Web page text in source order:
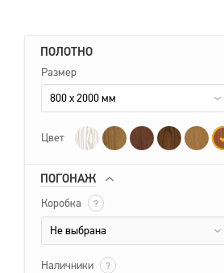
ПОЛОТНО
Размер
800 x 2000 мм
Цвет
ПОГОНАЖ
Коробка ?
Не выбрана
Наличники ?